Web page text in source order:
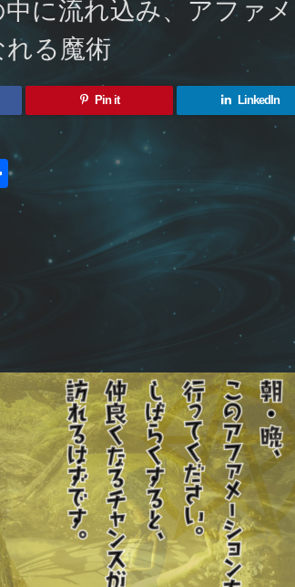
に流れ込み、アファ
る魔術
Pin it LinkedIn
共
有